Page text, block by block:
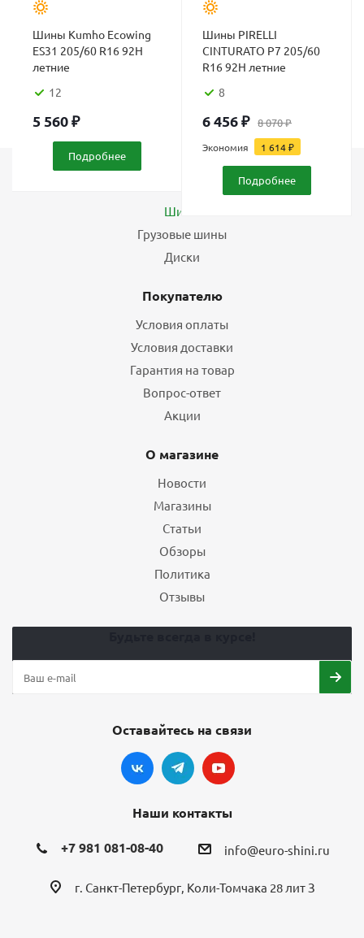
Шины Kumho Ecowing
ES31 205/60 R16 92H
летние
12
5 560₽
Подробнее
Шины PIRELLI
CINTURATO P7 205/60
R16 92H летние
8
6 456₽ 8 070₽
Экономия 1 614₽
Подробнее
Шины
Грузовые шины
Диски
Покупателю
Условия оплаты
Условия доставки
Гарантия на товар
Вопрос-ответ
Акции
О магазине
Новости
Магазины
Статьи
Обзоры
Политика
Отзывы
Оставайтесь на связи
Наши контакты
+7 981 081-08-40 info@euro-shini.ru
г. Санкт-Петербург, Коли-Томчака 28 лит З